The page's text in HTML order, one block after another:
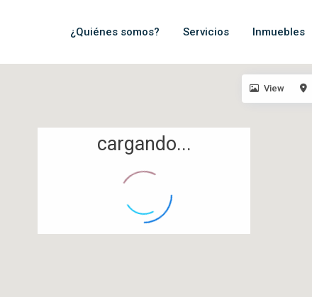
¿Quiénes somos? Servicios Inmuebles
cargando...
View